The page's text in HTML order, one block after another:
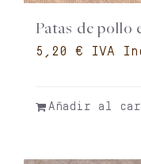
Patas de pollo
€
Añadir al